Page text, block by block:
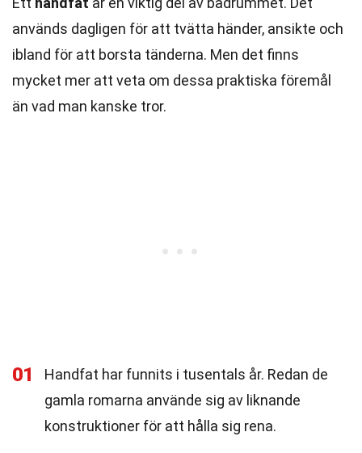
används dagligen för att tvätta händer, ansikte och
ibland för att borsta tänderna. Men det finns
mycket mer att veta om dessa praktiska föremål
än vad man kanske tror.
01
Handfat har funnits i tusentals år. Redan de
gamla romarna använde sig av liknande
konstruktioner för att hålla sig rena.